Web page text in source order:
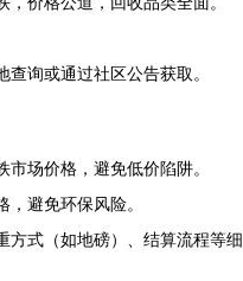
询或通过社区公告获取。
场价格，避免低价陷阱。
避免环保风险。
方式（如地磅）、结算流程等细